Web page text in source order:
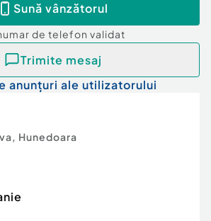
Sună vânzătorul
de telefon validat
Trimite mesaj
anunțuri ale utilizatorului
, Hunedoara